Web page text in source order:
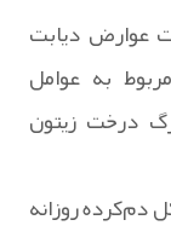
عوارض دیابت
به عوامل
درخت زیتون
دم‌کرده روزانه